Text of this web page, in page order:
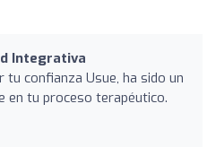
Integrativa
tu confianza Usue, ha sido un
en tu proceso terapéutico.